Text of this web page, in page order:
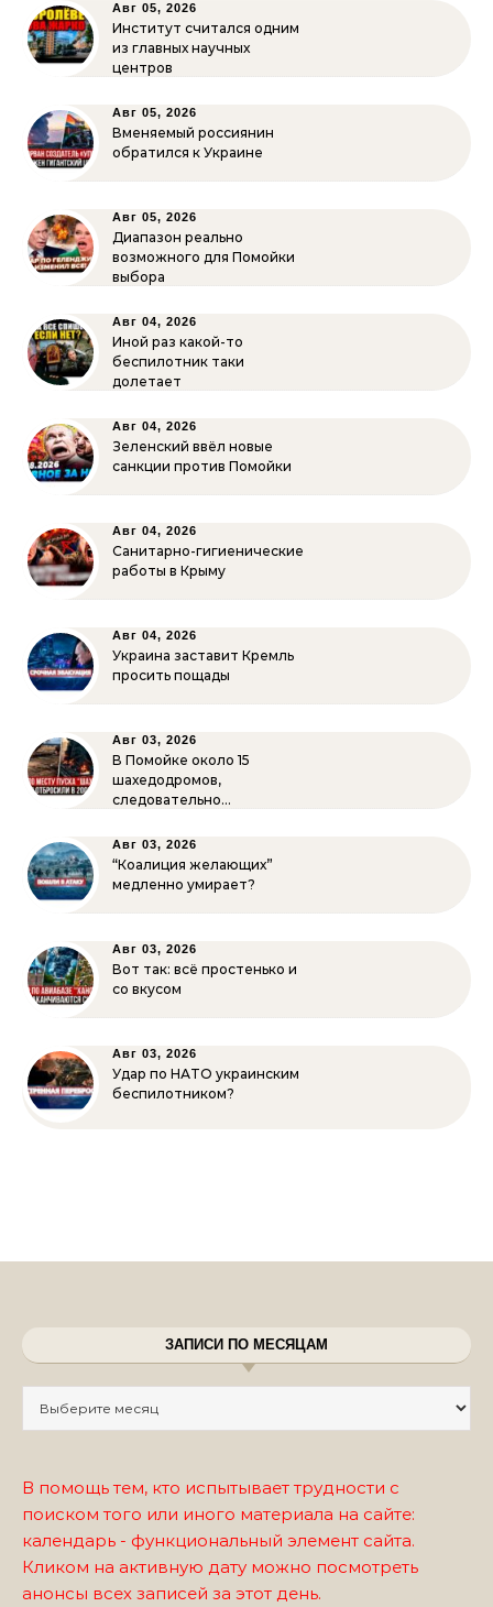
Авг 05, 2026
Институт считался одним
из главных научных
центров
Авг 05, 2026
Вменяемый россиянин
обратился к Украине
Авг 05, 2026
Диапазон реально
возможного для Помойки
выбора
Авг 04, 2026
Иной раз какой-то
беспилотник таки
долетает
Авг 04, 2026
Зеленский ввёл новые
санкции против Помойки
Авг 04, 2026
Санитарно-гигиенические
работы в Крыму
Авг 04, 2026
Украина заставит Кремль
просить пощады
Авг 03, 2026
В Помойке около 15
шахедодромов,
следовательно…
Авг 03, 2026
“Коалиция желающих”
медленно умирает?
Авг 03, 2026
Вот так: всё простенько и
со вкусом
Авг 03, 2026
Удар по НАТО украинским
беспилотником?
ЗАПИСИ ПО МЕСЯЦАМ
В помощь тем, кто испытывает трудности с
поиском того или иного материала на сайте:
календарь - функциональный элемент сайта.
Кликом на активную дату можно посмотреть
анонсы всех записей за этот день.